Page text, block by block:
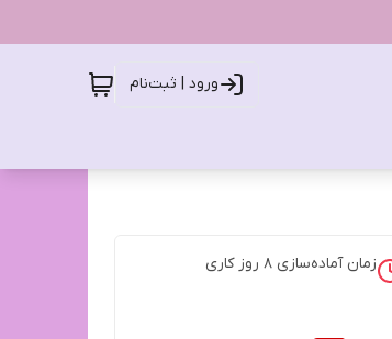
ورود | ثبت‌نام
زمان آماده‌سازی 8 روز کاری